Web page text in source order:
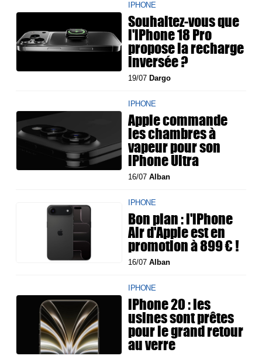
IPHONE
Souhaitez-vous que
l'iPhone 18 Pro
propose la recharge
inversée ?
19/07 Dargo
IPHONE
Apple commande
les chambres à
vapeur pour son
iPhone Ultra
16/07Alban
IPHONE
Bon plan : l'iPhone
Air d'Apple est en
promotion à 899 € !
16/07Alban
IPHONE
iPhone 20 : les
usines sont prêtes
pour le grand retour
au verre